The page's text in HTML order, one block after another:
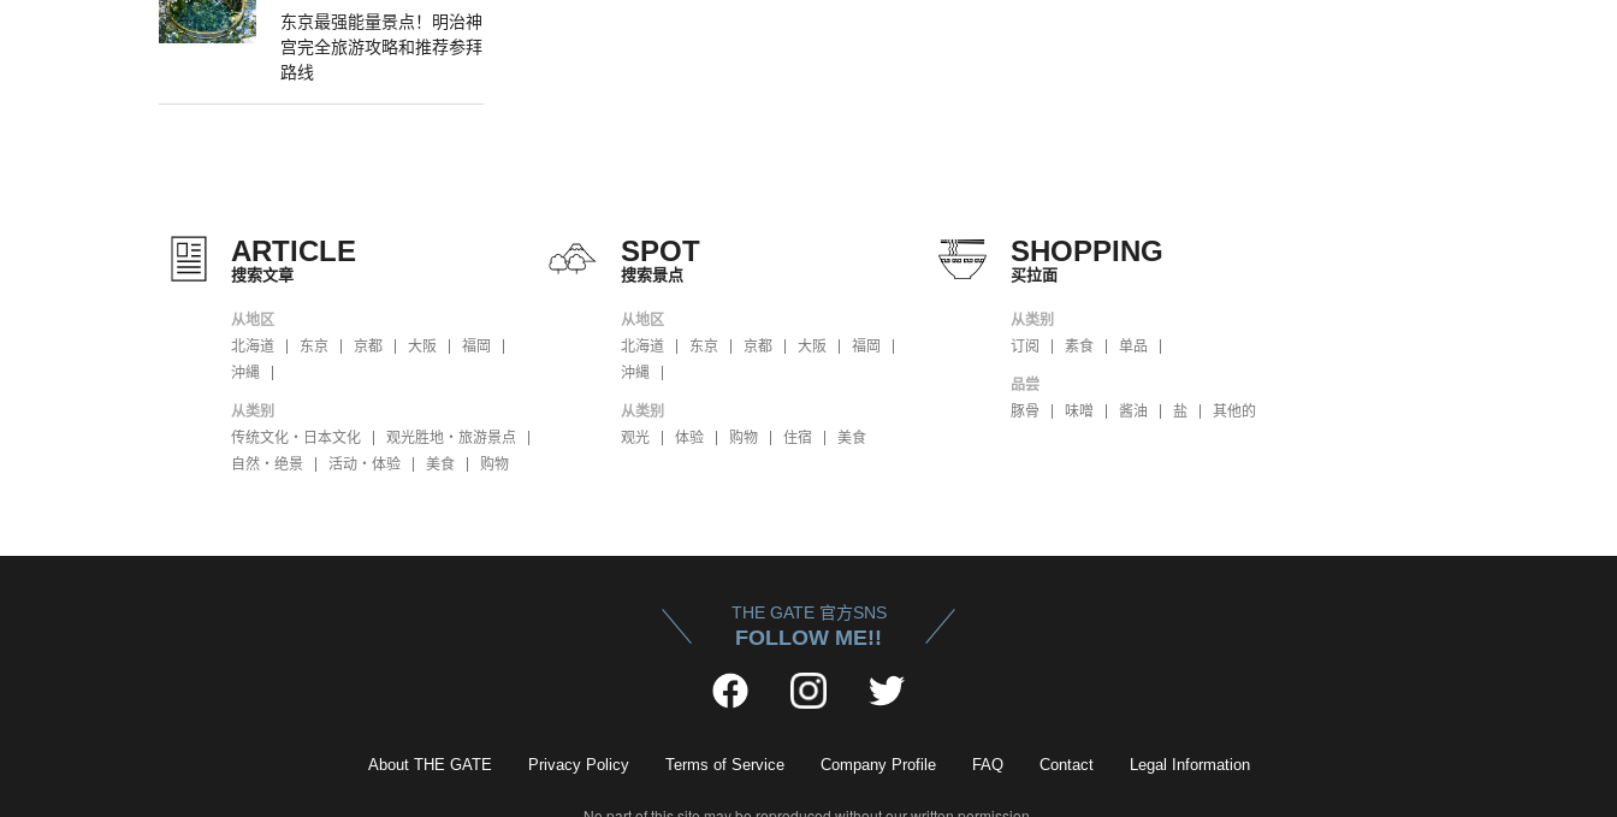
东京最强能量景点！明治神
宫完全旅游攻略和推荐参拜
路线
ARTICLE
搜索文章
从地区
北海道
东京 京都 大阪
福岡
沖縄
从类别
传统文化・日本文化
观光胜地・旅游景点
自然・绝景
活动・体验 美食 购物
SPOT
搜索景点
从地区
北海道
东京 京都 大阪
福岡
沖縄
从类别
观光
体验 购物 住宿 美食
SHOPPING
买拉面
从类别
订阅
素食 单品
品尝
豚骨
味噌 酱油 盐 其他的
THE GATE 官方SNS
FOLLOW ME!!
About THE GATE Privacy Policy Terms of Service Company Profile FAQ Contact Legal Information